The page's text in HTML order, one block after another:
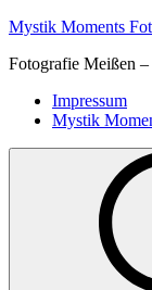
Skip
content
Mystik Moments
Fotografie Meißen
Primary
Menu
Impressum
Mystik